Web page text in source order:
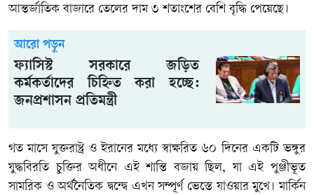
আন্তর্জাতিক বাজারে তেলের দাম ৩ শতাংশের বেশি বৃদ্ধি পেয়েছে।
আরো পড়ুন
ফ্যাসিস্ট সরকারে জড়িত
কর্মকর্তাদের চিহ্নিত করা হচ্ছে:
জনপ্রশাসন প্রতিমন্ত্রী
গত মাসে যুক্তরাষ্ট্র ও ইরানের মধ্যে স্বাক্ষরিত ৬০ দিনের একটি ভঙ্গুর
যুদ্ধবিরতি চুক্তির অধীনে এই শান্তি বজায় ছিল, যা এই পুঞ্জীভূত
সামরিক ও অর্থনৈতিক দ্বন্দ্বে এখন সম্পূর্ণ ভেস্তে যাওয়ার মুখে। মার্কিন